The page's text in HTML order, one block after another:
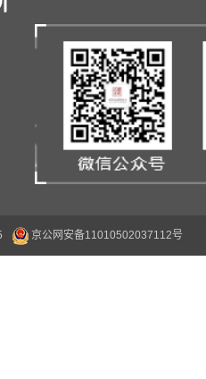
京公网安备11010502037112号